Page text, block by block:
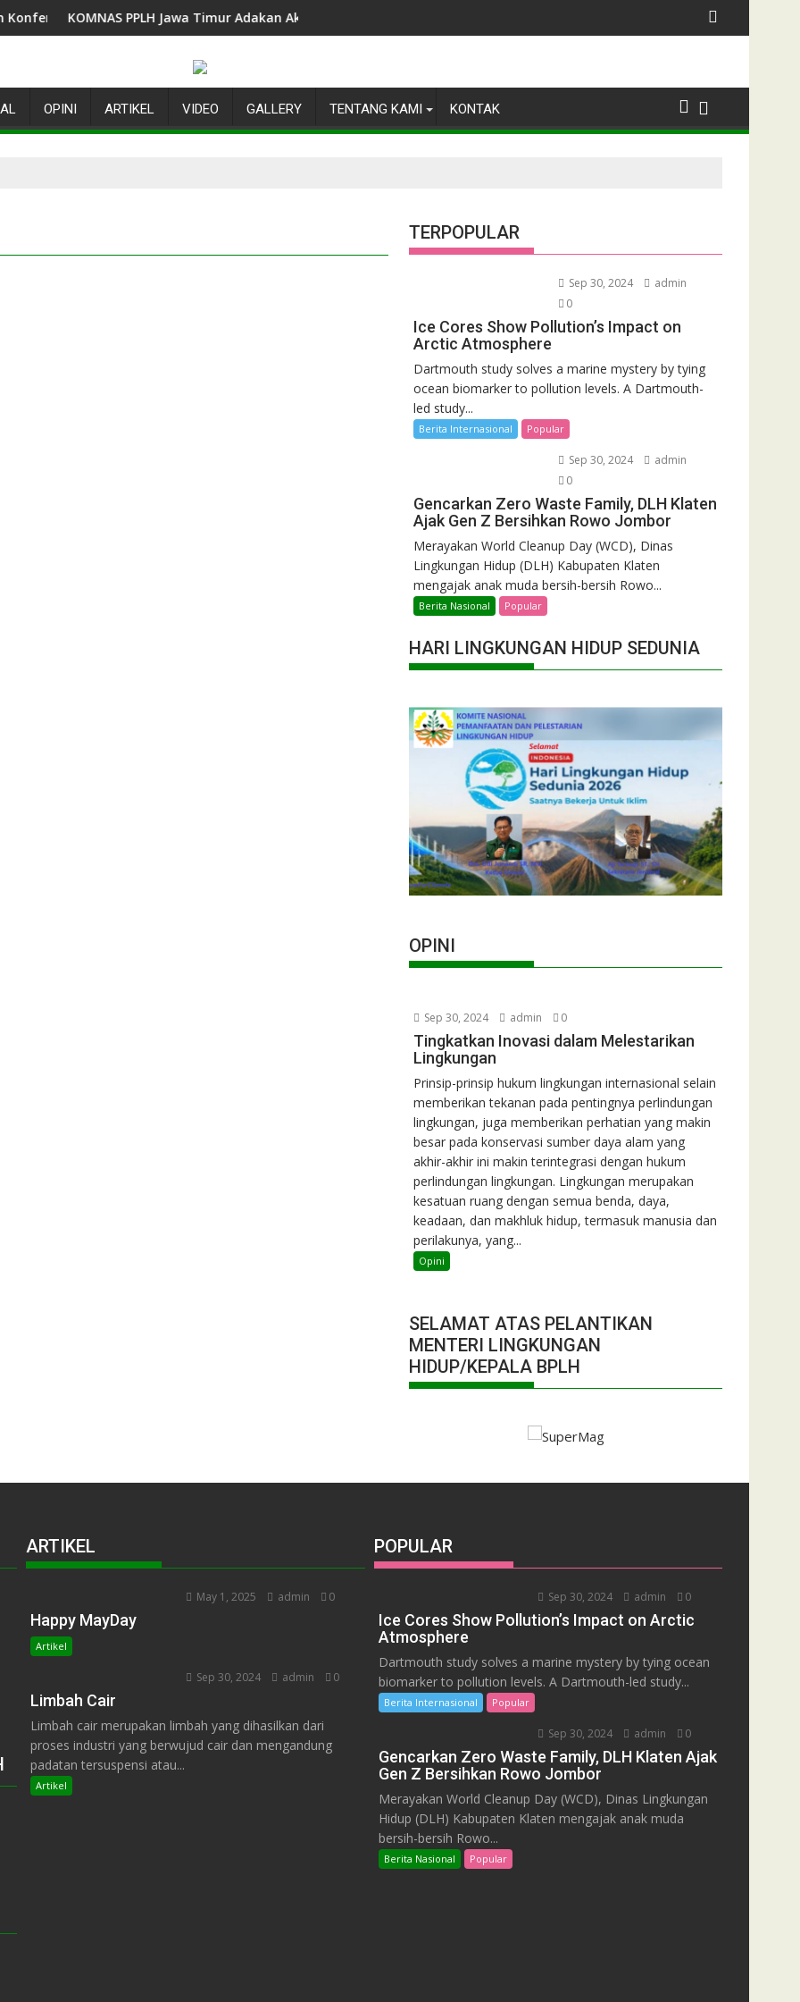
Sungai Indonesia 2026
KOMNAS PPLH Jawa Timur Adakan Aksi Tanam Pohon di Hari Lingkungan Hidup.DPW KOMNAS PPLH JAWA BARAT Konsolidasi Pembentukan Pengurus
DPW KOMNAS
OPINI ARTIKEL VIDEO GALLERY TENTANG KAMI KONTAK
TERPOPULAR
Sep 30, 2024
admin
0
Ice Cores Show Pollution’s Impact on
Arctic Atmosphere
Dartmouth study solves a marine mystery by tying
ocean biomarker to pollution levels. A Dartmouth-
led study...
Berita Internasional Popular
Sep 30, 2024
admin
0
Gencarkan Zero Waste Family, DLH Klaten
Ajak Gen Z Bersihkan Rowo Jombor
Merayakan World Cleanup Day (WCD), Dinas
Lingkungan Hidup (DLH) Kabupaten Klaten
mengajak anak muda bersih-bersih Rowo...
Berita Nasional Popular
HARI LINGKUNGAN HIDUP SEDUNIA
OPINI
Sep 30, 2024 admin 0
Tingkatkan Inovasi dalam Melestarikan
Lingkungan
Prinsip-prinsip hukum lingkungan internasional selain
memberikan tekanan pada pentingnya perlindungan
lingkungan, juga memberikan perhatian yang makin
besar pada konservasi sumber daya alam yang
akhir-akhir ini makin terintegrasi dengan hukum
perlindungan lingkungan. Lingkungan merupakan
kesatuan ruang dengan semua benda, daya,
keadaan, dan makhluk hidup, termasuk manusia dan
perilakunya, yang...
Opini
SELAMAT ATAS PELANTIKAN
MENTERI LINGKUNGAN
HIDUP/KEPALA BPLH
ARTIKEL
May 1, 2025 admin 0
Happy MayDay
Artikel
Sep 30, 2024 admin 0
Limbah Cair
Limbah cair merupakan limbah yang dihasilkan dari
proses industri yang berwujud cair dan mengandung
padatan tersuspensi atau...
Artikel
POPULAR
Sep 30, 2024 admin 0
Ice Cores Show Pollution’s Impact on Arctic
Atmosphere
Dartmouth study solves a marine mystery by tying ocean
biomarker to pollution levels. A Dartmouth-led study...
Berita Internasional Popular
Sep 30, 2024 admin 0
Gencarkan Zero Waste Family, DLH Klaten Ajak
Gen Z Bersihkan Rowo Jombor
Merayakan World Cleanup Day (WCD), Dinas Lingkungan
Hidup (DLH) Kabupaten Klaten mengajak anak muda
bersih-bersih Rowo...
Berita Nasional Popular